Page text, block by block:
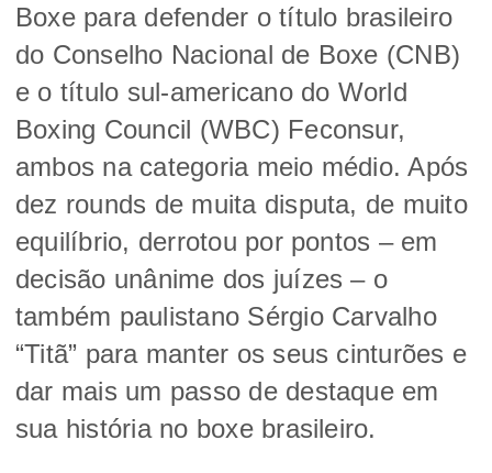
Boxe para defender o título brasileiro
do Conselho Nacional de Boxe (CNB)
e o título sul-americano do World
Boxing Council (WBC) Feconsur,
ambos na categoria meio médio. Após
dez rounds de muita disputa, de muito
equilíbrio, derrotou por pontos – em
decisão unânime dos juízes – o
também paulistano Sérgio Carvalho
“Titã” para manter os seus cinturões e
dar mais um passo de destaque em
sua história no boxe brasileiro.